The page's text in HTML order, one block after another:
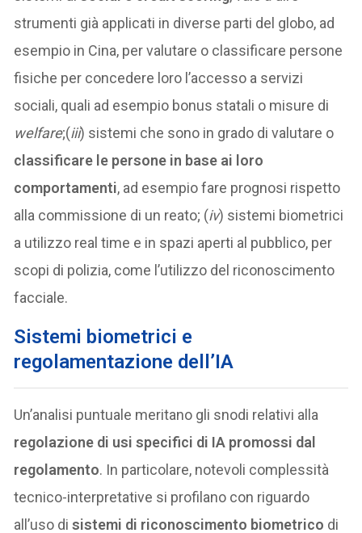
strumenti già applicati in diverse parti del globo, ad
esempio in Cina, per valutare o classificare persone
fisiche per concedere loro l’accesso a servizi
sociali, quali ad esempio bonus statali o misure di
welfare;(iii) sistemi che sono in grado di valutare o
classificare le persone in base ai loro
comportamenti, ad esempio fare prognosi rispetto
alla commissione di un reato; (iv) sistemi biometrici
a utilizzo real time e in spazi aperti al pubblico, per
scopi di polizia, come l’utilizzo del riconoscimento
facciale.
Sistemi biometrici e
regolamentazione dell’IA
Un’analisi puntuale meritano gli snodi relativi alla
regolazione di usi specifici di IA promossi dal
regolamento. In particolare, notevoli complessità
tecnico-interpretative si profilano con riguardo
all’uso disistemi di riconoscimento biometrico di